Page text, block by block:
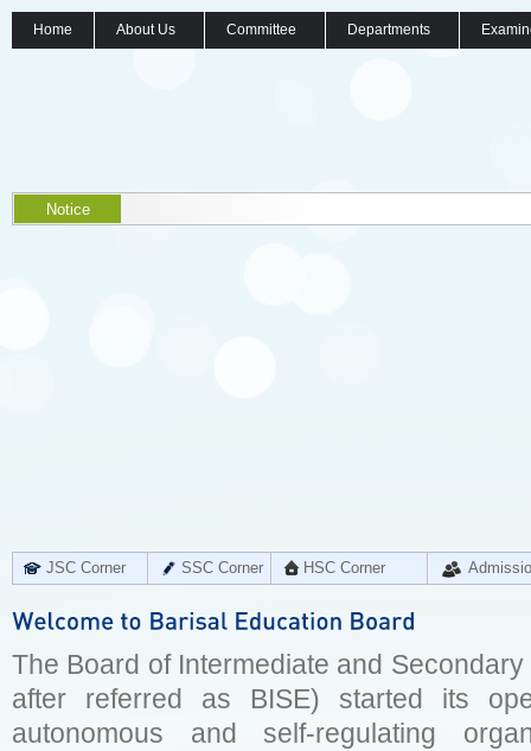
Home About Us Committee Departments
Notice
JSC Corner SSC Corner HSC Corner
The Board of Intermediate and
after referred as BISE) started its
autonomous and self-regulating